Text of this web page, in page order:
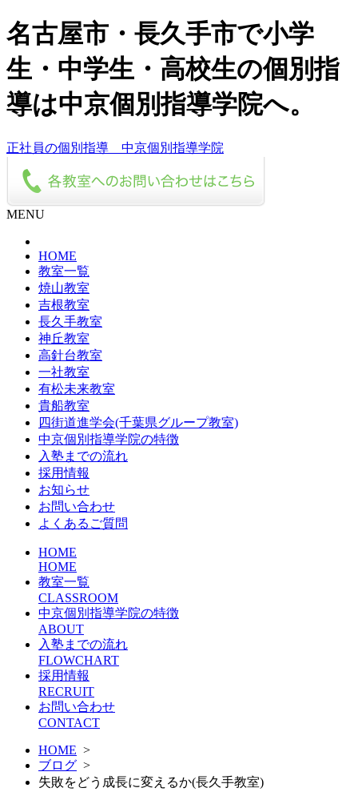
名古屋市・長久手市で小学
生・中学生・高校生の個別指
導は中京個別指導学院へ。
正社員の個別指導 中京個別指導学院
MENU
HOME
教室一覧
焼山教室
吉根教室
長久手教室
神丘教室
高針台教室
一社教室
有松未来教室
貴船教室
四街道進学会(千葉県グループ教室)
中京個別指導学院の特徴
入塾までの流れ
採用情報
お知らせ
お問い合わせ
よくあるご質問
HOME
HOME
教室一覧
CLASSROOM
中京個別指導学院の特徴
ABOUT
入塾までの流れ
FLOWCHART
採用情報
RECRUIT
お問い合わせ
CONTACT
HOME >
ブログ >
失敗をどう成長に変えるか(長久手教室)